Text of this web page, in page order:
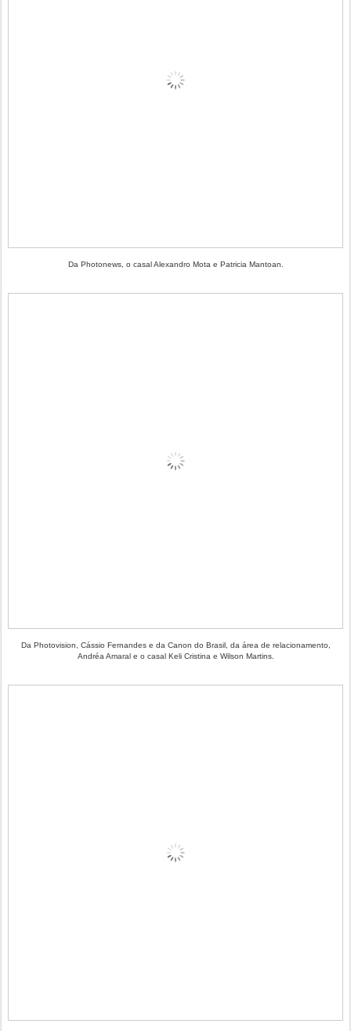
Da Photonews, o casal Alexandro Mota e Patricia Mantoan.
Da Photovision, Cássio Fernandes e da Canon do Brasil, da área de relacionamento,
Andréa Amaral e o casal Keli Cristina e Wilson Martins.